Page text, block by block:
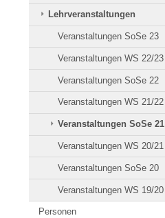
Lehrveranstaltungen
Veranstaltungen SoSe 23
Veranstaltungen WS 22/23
Veranstaltungen SoSe 22
Veranstaltungen WS 21/22
Veranstaltungen SoSe 21
Veranstaltungen WS 20/21
Veranstaltungen SoSe 20
Veranstaltungen WS 19/20
Personen